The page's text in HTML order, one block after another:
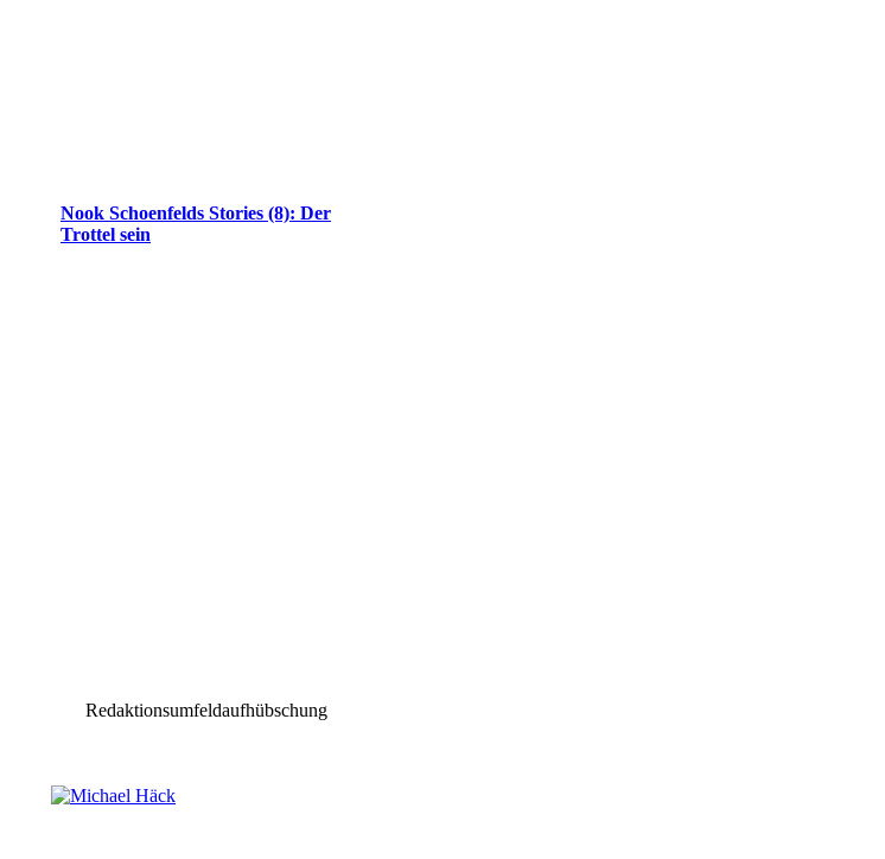
Nook Schoenfelds Stories (8): Der
Trottel sein
Redaktionsumfeldaufhübschung